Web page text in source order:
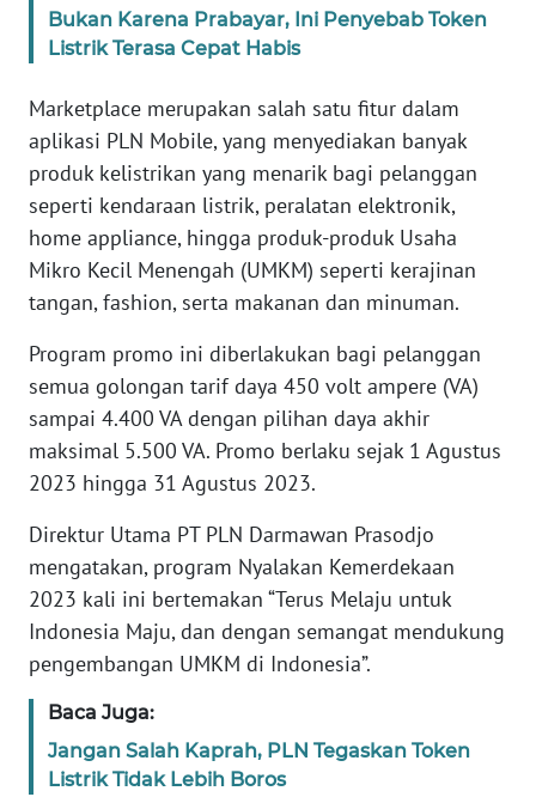
Bukan Karena Prabayar, Ini Penyebab Token
Listrik Terasa Cepat Habis
Marketplace merupakan salah satu fitur dalam
aplikasi PLN Mobile, yang menyediakan banyak
produk kelistrikan yang menarik bagi pelanggan
seperti kendaraan listrik, peralatan elektronik,
home appliance, hingga produk-produk Usaha
Mikro Kecil Menengah (UMKM) seperti kerajinan
tangan, fashion, serta makanan dan minuman.
Program promo ini diberlakukan bagi pelanggan
semua golongan tarif daya 450 volt ampere (VA)
sampai 4.400 VA dengan pilihan daya akhir
maksimal 5.500 VA. Promo berlaku sejak 1 Agustus
2023 hingga 31 Agustus 2023.
Direktur Utama PT PLN Darmawan Prasodjo
mengatakan, program Nyalakan Kemerdekaan
2023 kali ini bertemakan “Terus Melaju untuk
Indonesia Maju, dan dengan semangat mendukung
pengembangan UMKM di Indonesia”.
Baca Juga:
Jangan Salah Kaprah, PLN Tegaskan Token
Listrik Tidak Lebih Boros
WN
WN
JABAR
WN
BANTEN
NTT
WN
KEPRI
PAPUA
WN
PAPUA
BARAT
WN